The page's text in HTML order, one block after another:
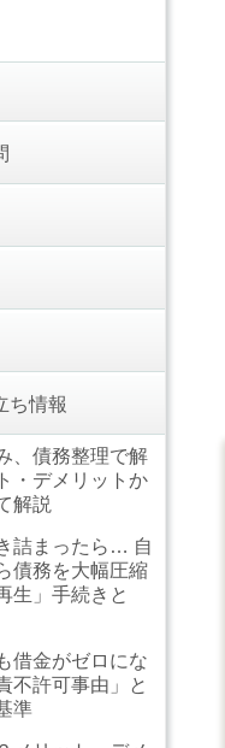
ち情報
、債務整理で解
・デメリットか
解説
詰まったら… 自
債務を大幅圧縮
生」手続きと
借金がゼロにな
不許可事由」と
準